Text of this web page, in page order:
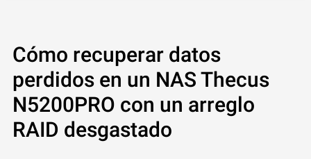
Cómo recuperar datos
perdidos en un NAS Thecus
N5200PRO con un arreglo
RAID desgastado